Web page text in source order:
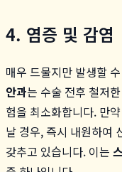
4. 염증 및 감염
매우 드물지만 발생할
안과는 수술 전후 철저
험을 최소화합니다. 만
날 경우, 즉시 내원하여
갖추고 있습니다. 이는